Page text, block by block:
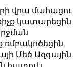
վրա մահացու
կատարեցին
ռմբակոծեցին
Մեծ Ազգային